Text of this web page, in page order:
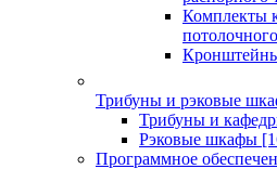
Комплекты
Трибуны и рэковые
Трибуны и
Рэковые шкафы
Программное